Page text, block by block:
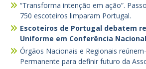
“Transforma intenção em ação”.
750 escoteiros limparam Portugal.
Escoteiros de Portugal debatem
Uniforme em Conferência Nacional
Órgãos Nacionais e Regionais
Permanente para definir futuro da